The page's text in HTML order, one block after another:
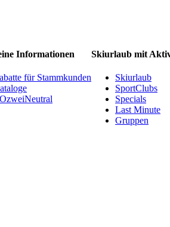
Informationen
für Stammkunden
Skiurlaub mit
Skiurlaub
SportClubs
Specials
Last Minute
Gruppen